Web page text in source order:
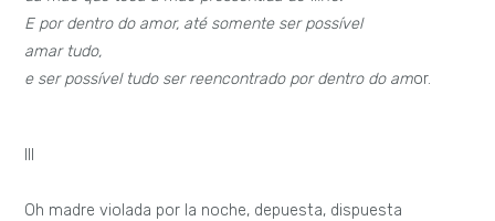
E por dentro do amor, até somente ser possível
amar tudo,
e ser possível tudo ser reencontrado por dentro do amor.
Oh madre violada por la noche, depuesta, dispuesta